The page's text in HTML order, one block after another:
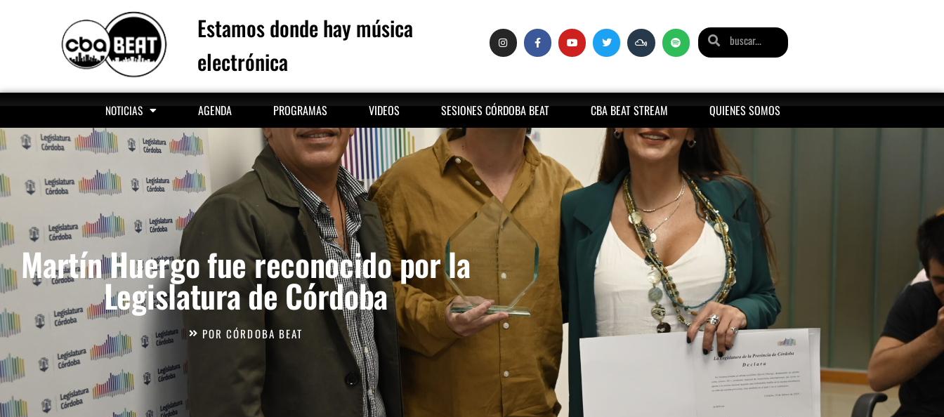
Estamos donde hay música
electrónica
NOTICIAS AGENDA PROGRAMAS VIDEOS SESIONES CÓRDOBA BEAT CBA BEAT STREAM QUIENES SOMOS
Martín Huergo fue reconocido por la
Legislatura de Córdoba
POR CÓRDOBA BEAT